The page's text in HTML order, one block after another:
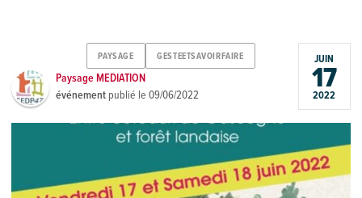
PAYSAGE GESTEETSAVOIRFAIRE
Paysage MEDIATION
événement publié le09/06/2022
JUIN
17
2022